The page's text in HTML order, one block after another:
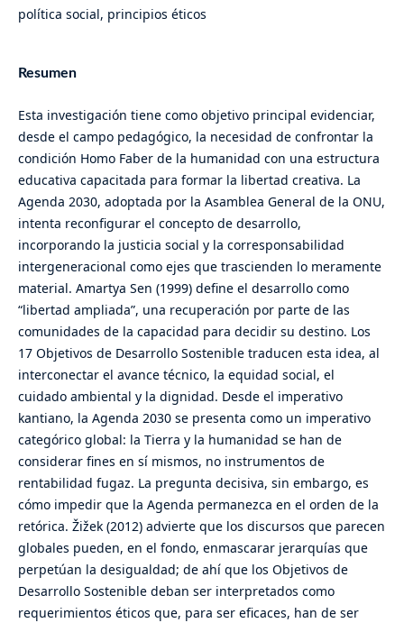
política social, principios éticos
Resumen
Esta investigación tiene como objetivo principal evidenciar,
desde el campo pedagógico, la necesidad de confrontar la
condición Homo Faber de la humanidad con una estructura
educativa capacitada para formar la libertad creativa. La
Agenda 2030, adoptada por la Asamblea General de la ONU,
intenta reconfigurar el concepto de desarrollo,
incorporando la justicia social y la corresponsabilidad
intergeneracional como ejes que trascienden lo meramente
material. Amartya Sen (1999) define el desarrollo como
“libertad ampliada”, una recuperación por parte de las
comunidades de la capacidad para decidir su destino. Los
17 Objetivos de Desarrollo Sostenible traducen esta idea, al
interconectar el avance técnico, la equidad social, el
cuidado ambiental y la dignidad. Desde el imperativo
kantiano, la Agenda 2030 se presenta como un imperativo
categórico global: la Tierra y la humanidad se han de
considerar fines en sí mismos, no instrumentos de
rentabilidad fugaz. La pregunta decisiva, sin embargo, es
cómo impedir que la Agenda permanezca en el orden de la
retórica. Žižek (2012) advierte que los discursos que parecen
globales pueden, en el fondo, enmascarar jerarquías que
perpetúan la desigualdad; de ahí que los Objetivos de
Desarrollo Sostenible deban ser interpretados como
requerimientos éticos que, para ser eficaces, han de ser